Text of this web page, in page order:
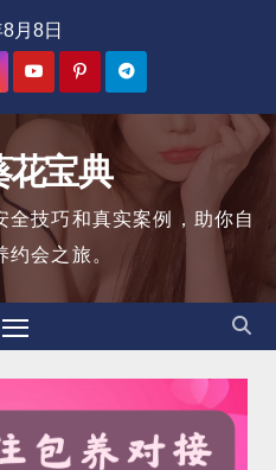
月8日
花宝典
技巧和真实案例，助你自
约会之旅。